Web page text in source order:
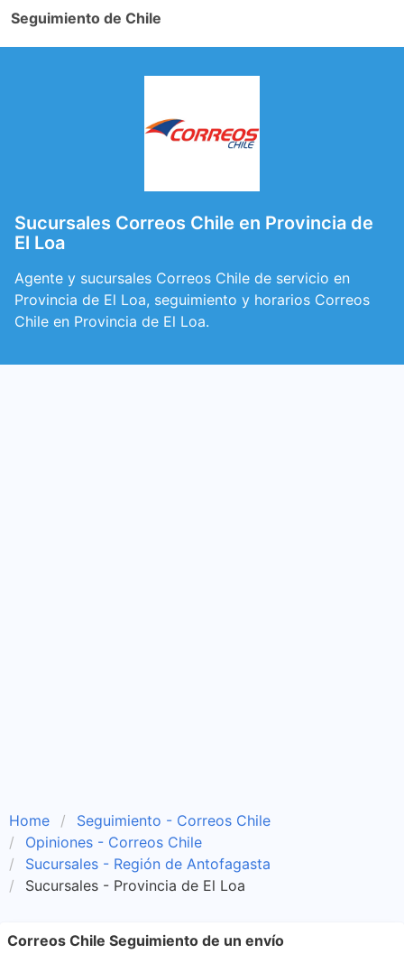
Seguimiento de Chile
Sucursales Correos Chile en Provincia de
El Loa
Agente y sucursales Correos Chile de servicio en
Provincia de El Loa, seguimiento y horarios Correos
Chile en Provincia de El Loa.
Home
Seguimiento - Correos Chile
Opiniones - Correos Chile
Sucursales - Región de Antofagasta
Sucursales - Provincia de El Loa
Correos Chile Seguimiento de un envío